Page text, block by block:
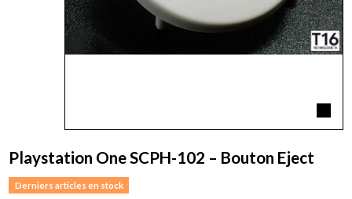
Playstation One SCPH-102 – Bouton Eject
Derniers articles en stock